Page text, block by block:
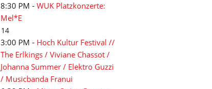
8:30 PM - WUK Platzkonzerte:
Mel*E
14
3:00 PM - Hoch Kultur Festival //
The Erlkings / Viviane Chassot /
Johanna Summer / Elektro Guzzi
/ Musicbanda Franui